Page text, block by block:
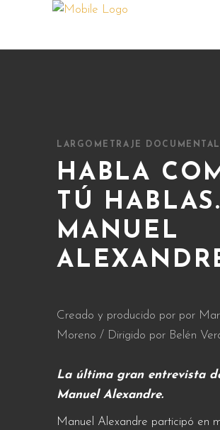
LARGOMETRAJE DOCUMENTAL
HABLA
TÚ HABLAS.
MANUEL
Creado y producido por por
Moreno / Dirigido por Belén
La última gran entrevista
Manuel Alexandre.
Manuel Alexandre participó en